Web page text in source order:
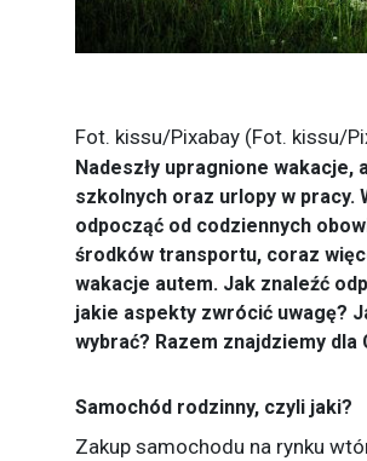
Fot. kissu/Pixabay (Fot. kissu/
Nadeszły upragnione
szkolnych oraz urlopy w pracy.
odpocząć od codziennych
środków transportu, coraz
wakacje autem. Jak znaleźć
jakie aspekty zwrócić uwagę?
wybrać? Razem znajdziemy
Samochód rodzinny, czyli jaki?
Zakup samochodu na rynku